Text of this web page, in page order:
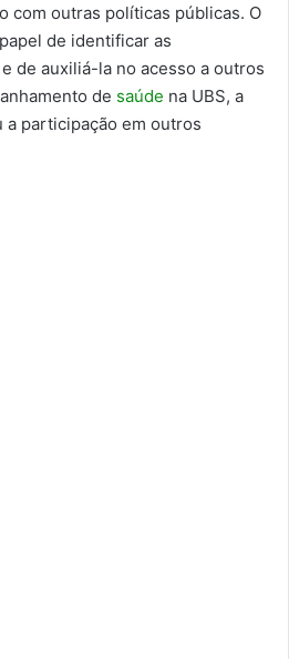
com outras políticas públicas. O
de identificar as
de auxiliá-la no acesso a outros
de saúde na UBS, a
a participação em outros